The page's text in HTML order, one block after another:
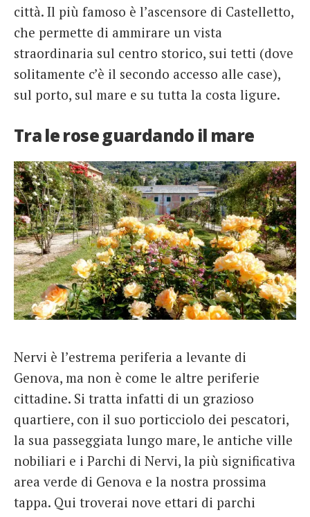
città. Il più famoso è l’ascensore di Castelletto,
che permette di ammirare un vista
straordinaria sul centro storico, sui tetti (dove
solitamente c’è il secondo accesso alle case),
sul porto, sul mare e su tutta la costa ligure.
Tra le rose guardando il mare
Nervi è l’estrema periferia a levante di
Genova, ma non è come le altre periferie
cittadine. Si tratta infatti di un grazioso
quartiere, con il suo porticciolo dei pescatori,
la sua passeggiata lungo mare, le antiche ville
nobiliari e i Parchi di Nervi, la più significativa
area verde di Genova e la nostra prossima
tappa. Qui troverai nove ettari di parchi